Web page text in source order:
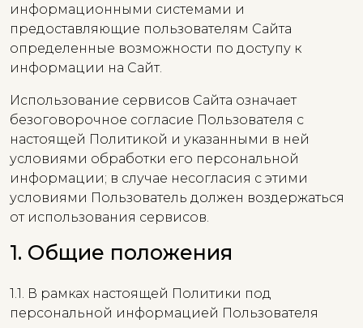
информационными системами и
предоставляющие пользователям Сайта
определенные возможности по доступу к
информации на Сайт.
Использование сервисов Сайта означает
безоговорочное согласие Пользователя с
настоящей Политикой и указанными в ней
условиями обработки его персональной
информации; в случае несогласия с этими
условиями Пользователь должен воздержаться
от использования сервисов.
1. Общие положения
1.1. В рамках настоящей Политики под
персональной информацией Пользователя